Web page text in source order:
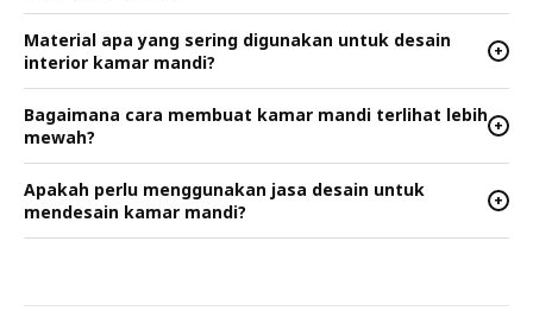
Material apa yang sering digunakan untuk desain
interior kamar mandi?
+
Bagaimana cara membuat kamar mandi terlihat lebih
mewah?
+
Apakah perlu menggunakan jasa desain untuk
mendesain kamar mandi?
+